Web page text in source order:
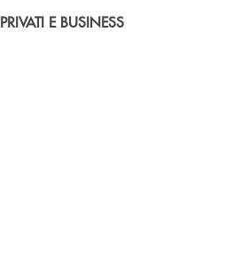
PRIVATI E BUSINESS